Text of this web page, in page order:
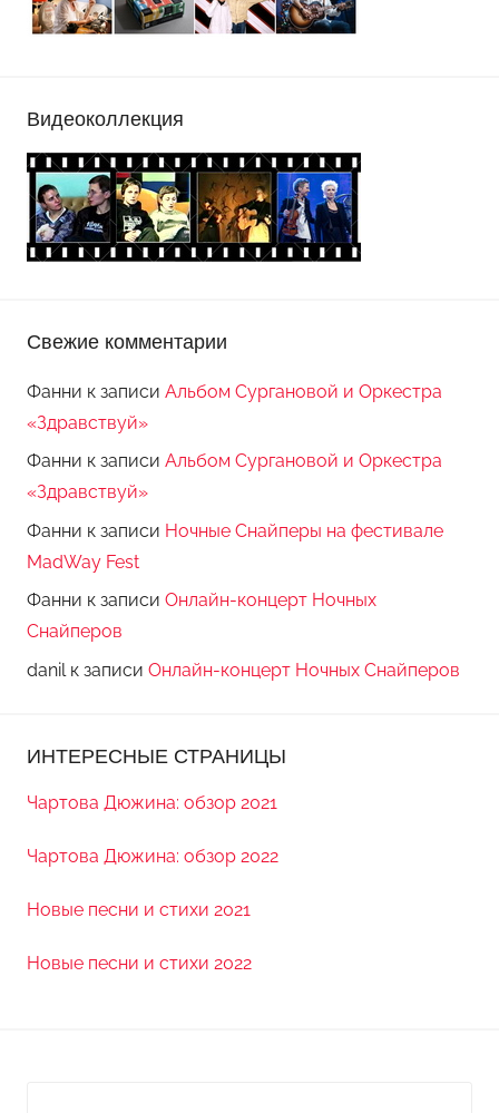
Видеоколлекция
Свежие комментарии
Фанни к записи Альбом Сургановой и Оркестра
«Здравствуй»
Фанни к записи Альбом Сургановой и Оркестра
«Здравствуй»
Фанни к записи Ночные Снайперы на фестивале
MadWay Fest
Фанни к записи Онлайн-концерт Ночных
Снайперов
danil к записи Онлайн-концерт Ночных Снайперов
ИНТЕРЕСНЫЕ СТРАНИЦЫ
Чартова Дюжина: обзор 2021
Чартова Дюжина: обзор 2022
Новые песни и стихи 2021
Новые песни и стихи 2022